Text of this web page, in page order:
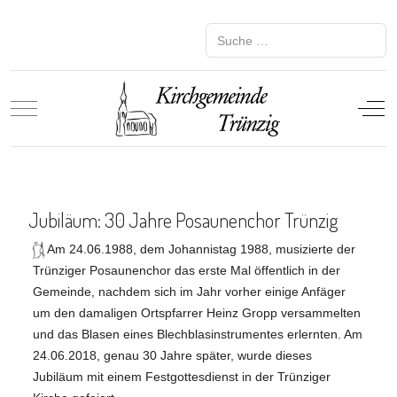
Mobile Menu Toggle Off-
Jubiläum: 30 Jahre Posaunenchor Trünzig
Am 24.06.1988, dem Johannistag 1988, musizierte der
Trünziger Posaunenchor das erste Mal öffentlich in der
Gemeinde, nachdem sich im Jahr vorher einige Anfäger
um den damaligen Ortspfarrer Heinz Gropp versammelten
und das Blasen eines Blechblasinstrumentes erlernten. Am
24.06.2018, genau 30 Jahre später, wurde dieses
Jubiläum mit einem Festgottesdienst in der Trünziger